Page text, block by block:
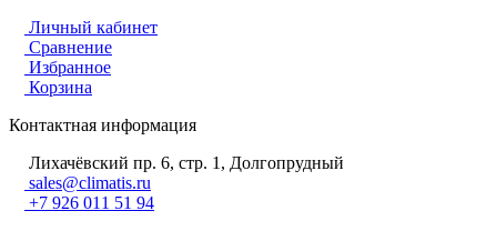
Личный кабинет
Сравнение
Избранное
Корзина
Контактная информация
Лихачёвский пр. 6, стр. 1, Долгопрудный
sales@climatis.ru
+7 926 011 51 94